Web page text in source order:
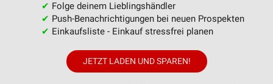
✔ Folge deinem Lieblingshändler
✔ Push-Benachrichtigungen bei neuen Prospekten
✔ Einkaufsliste - Einkauf stressfrei planen
JETZT LADEN UND SPAREN!